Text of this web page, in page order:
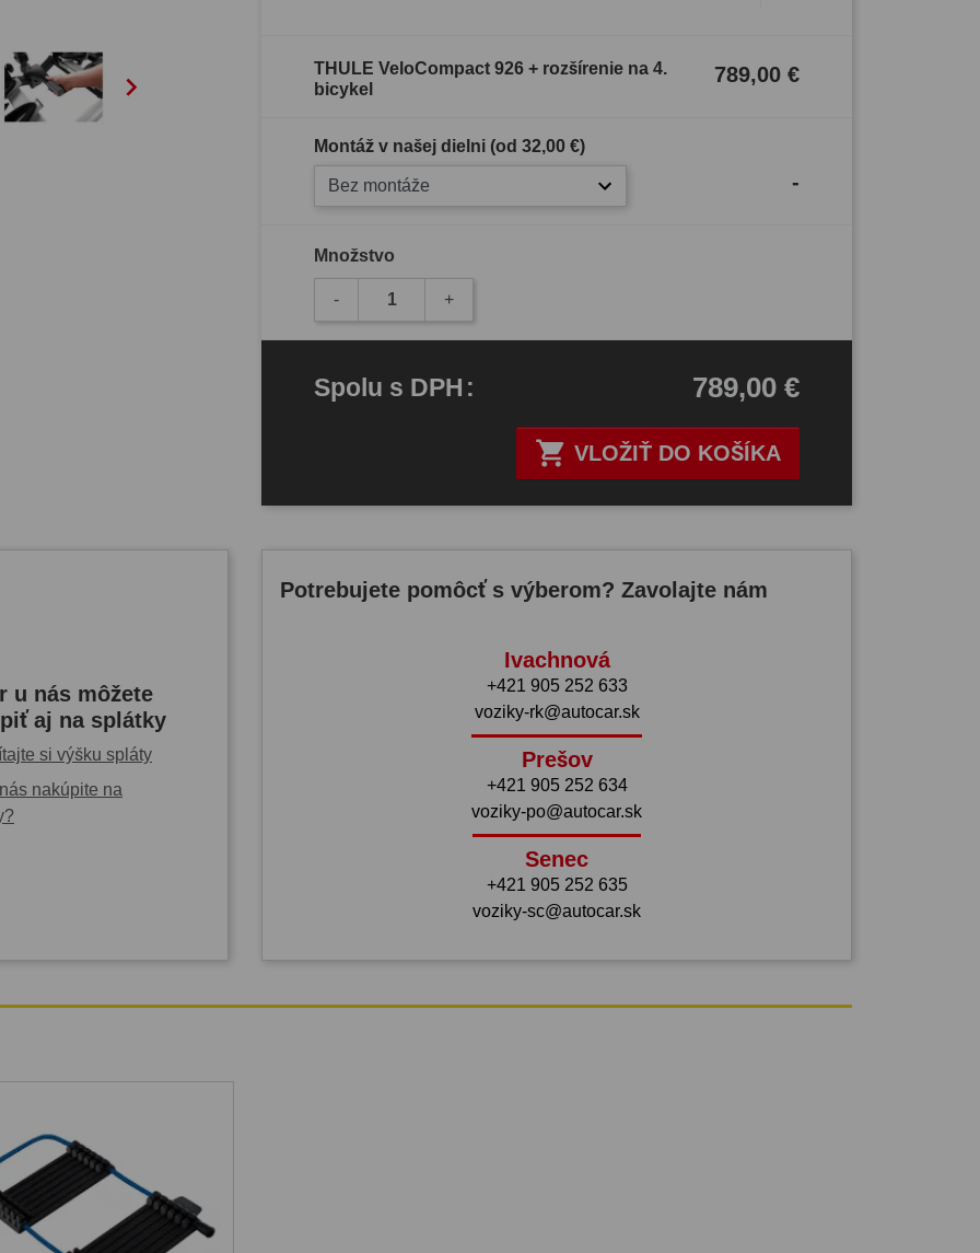

THULE VeloCompact 926 + rozšírenie na 4.
bicykel
789,00 €
Montáž v našej dielni (od 32,00 €)
Bez montáže -
Množstvo
- +
 VLOŽIŤ DO KOŠÍKA
Spolu s DPH: 789,00 €
u nás môžete
aj na splátky
si výšku spláty
nakúpite na
Potrebujete pomôcť s výberom? Zavolajte nám
Ivachnová
+421 905 252 633
voziky-rk@autocar.sk
Prešov
+421 905 252 634
voziky-po@autocar.sk
Senec
+421 905 252 635
voziky-sc@autocar.sk